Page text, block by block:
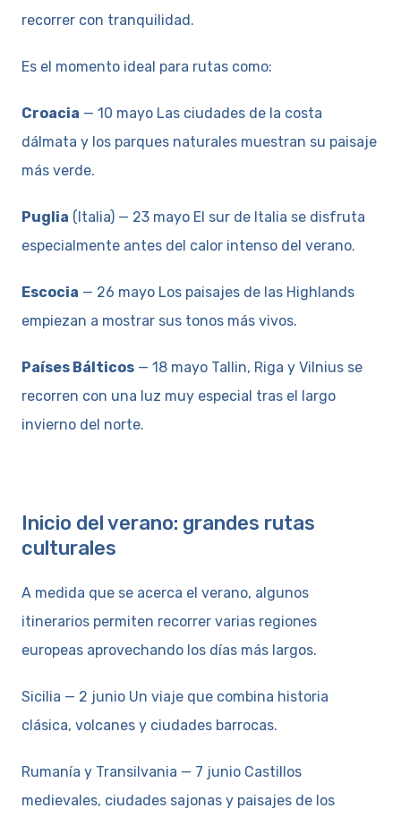
recorrer con tranquilidad.
Es el momento ideal para rutas como:
Croacia — 10 mayo Las ciudades de la costa
dálmata y los parques naturales muestran su paisaje
más verde.
Puglia (Italia) — 23 mayo El sur de Italia se disfruta
especialmente antes del calor intenso del verano.
Escocia — 26 mayo Los paisajes de las Highlands
empiezan a mostrar sus tonos más vivos.
Países Bálticos — 18 mayo Tallin, Riga y Vilnius se
recorren con una luz muy especial tras el largo
invierno del norte.
Inicio del verano: grandes rutas
culturales
A medida que se acerca el verano, algunos
itinerarios permiten recorrer varias regiones
europeas aprovechando los días más largos.
Sicilia — 2 junio Un viaje que combina historia
clásica, volcanes y ciudades barrocas.
Rumanía y Transilvania — 7 junio Castillos
medievales, ciudades sajonas y paisajes de los